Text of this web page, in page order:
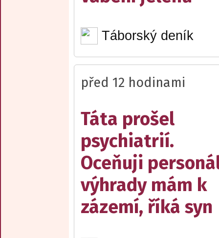
Táborský deník
před 12 hodinami
Táta prošel
psychiatrií.
Oceňuji
výhrady mám k
zázemí, říká syn